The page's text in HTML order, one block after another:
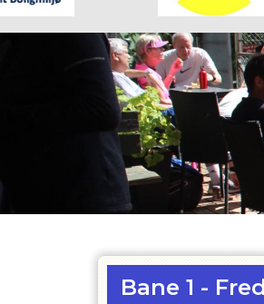
Bane 1 -